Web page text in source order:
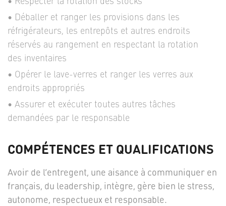
Déballer et ranger les provisions dans les
réfrigérateurs, les entrepôts et autres endroits
réservés au rangement en respectant la rotation
des inventaires
Opérer le lave-verres et ranger les verres aux
endroits appropriés
Assurer et exécuter toutes autres tâches
demandées par le responsable
COMPÉTENCES ET QUALIFICATIONS
Avoir de l’entregent, une aisance à communiquer en
français, du leadership, intègre, gère bien le stress,
autonome, respectueux et responsable.